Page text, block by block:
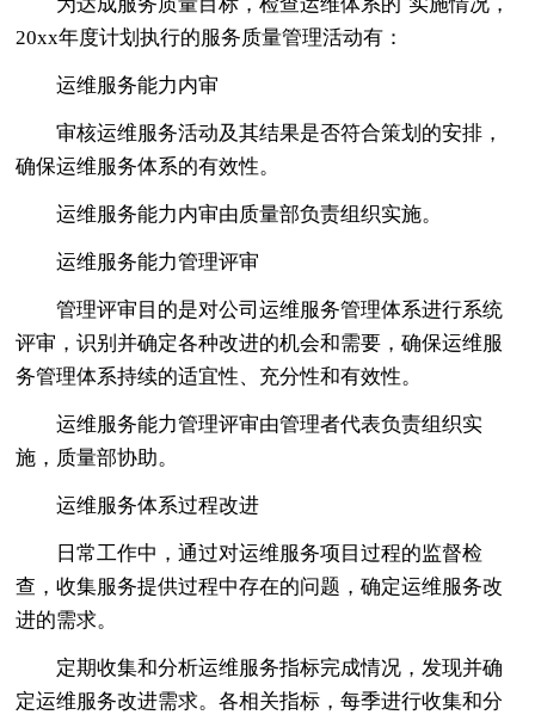
20xx年度计划执行的服务质量管理活动有：
运维服务能力内审
审核运维服务活动及其结果是否符合策划的安排，
确保运维服务体系的有效性。
运维服务能力内审由质量部负责组织实施。
运维服务能力管理评审
管理评审目的是对公司运维服务管理体系进行系统
评审，识别并确定各种改进的机会和需要，确保运维服
务管理体系持续的适宜性、充分性和有效性。
运维服务能力管理评审由管理者代表负责组织实
施，质量部协助。
运维服务体系过程改进
日常工作中，通过对运维服务项目过程的监督检
查，收集服务提供过程中存在的问题，确定运维服务改
进的需求。
定期收集和分析运维服务指标完成情况，发现并确
定运维服务改进需求。各相关指标，每季进行收集和分